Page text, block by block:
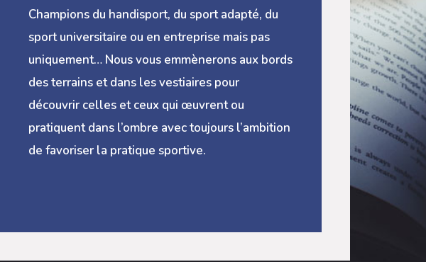
Champions du handisport, du sport adapté, du
sport universitaire ou en entreprise mais pas
uniquement… Nous vous emmènerons aux bords
des terrains et dans les vestiaires pour
découvrir celles et ceux qui œuvrent ou
pratiquent dans l’ombre avec toujours l’ambition
de favoriser la pratique sportive.